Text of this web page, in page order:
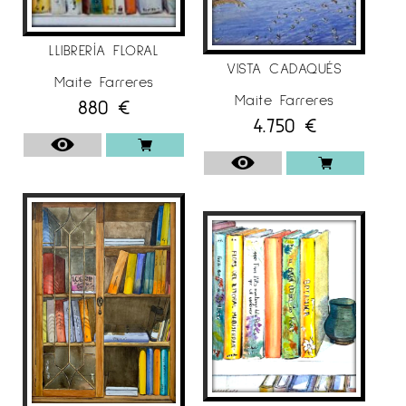
LLIBRERÍA FLORAL
Maite Farreres
880 €
VISTA CADAQUÉS
Maite Farreres
4.750 €